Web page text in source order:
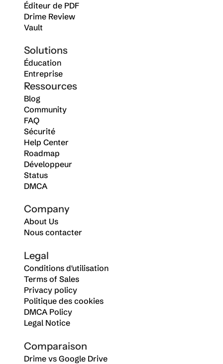
Éditeur de PDF
Drime Review
Vault
Solutions
Éducation
Entreprise
Ressources
Blog
Community
FAQ
Sécurité
Help Center
Roadmap
Développeur
Status
DMCA
Company
About Us
Nous contacter
Legal
Conditions d'utilisation
Terms of Sales
Privacy policy
Politique des cookies
DMCA Policy
Legal Notice
Comparaison
Drime vs Google Drive